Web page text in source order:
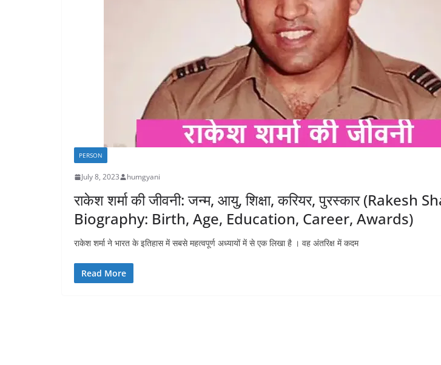
PERSON
July 8, 2023 humgyani
राकेश शर्मा की जीवनी: जन्म, आयु, शिक्षा, करियर, पुरस्कार (Rakesh
Biography: Birth, Age, Education, Career, Awards)
राकेश शर्मा ने भारत के इतिहास में सबसे महत्वपूर्ण अध्यायों में से एक लिखा है । वह अंतरिक्ष में कदम
Read More